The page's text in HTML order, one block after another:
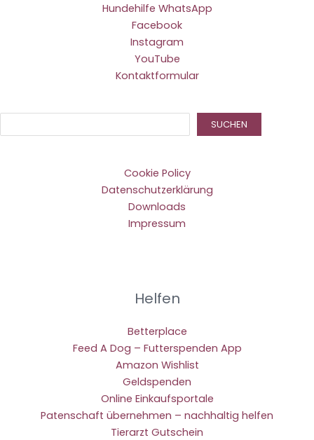
Hundehilfe WhatsApp
Facebook
Instagram
YouTube
Kontaktformular
SUCHEN
Cookie Policy
Datenschutzerklärung
Downloads
Impressum
Helfen
Betterplace
Feed A Dog – Futterspenden App
Amazon Wishlist
Geldspenden
Online Einkaufsportale
Patenschaft übernehmen – nachhaltig helfen
Tierarzt Gutschein